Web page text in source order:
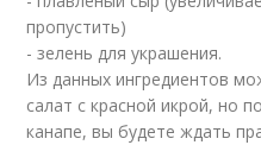
пропустить)
- зелень для украшения.
Из данных ингредиентов
салат с красной икрой, но
канапе, вы будете ждать